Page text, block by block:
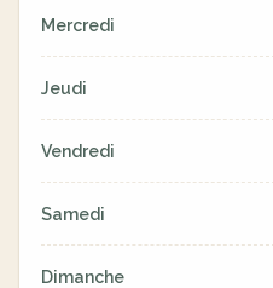
Mercredi
Jeudi
Vendredi
Samedi
Dimanche